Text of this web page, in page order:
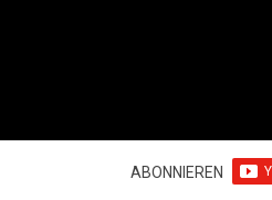
ABONNIEREN